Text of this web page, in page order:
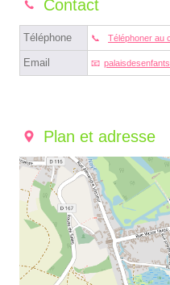
Contact
Téléphone Téléphoner au
Email
Plan et adresse